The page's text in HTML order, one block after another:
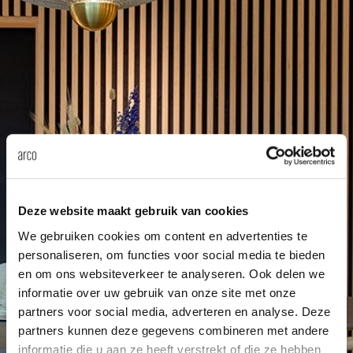
Deze website maakt gebruik van cookies
We gebruiken cookies om content en advertenties te
personaliseren, om functies voor social media te bieden
en om ons websiteverkeer te analyseren. Ook delen we
informatie over uw gebruik van onze site met onze
partners voor social media, adverteren en analyse. Deze
partners kunnen deze gegevens combineren met andere
informatie die u aan ze heeft verstrekt of die ze hebben
runde
local
cm22
Kollektion
jorre
ivan
jonas
Über Arco